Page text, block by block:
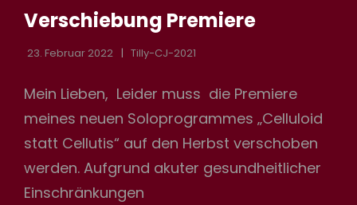
Verschiebung Premiere
23. Februar 2022 Tilly-CJ-2021
Mein Lieben, Leider muss die Premiere
meines neuen Soloprogrammes „Celluloid
statt Cellutis“ auf den Herbst verschoben
werden. Aufgrund akuter gesundheitlicher
Einschränkungen